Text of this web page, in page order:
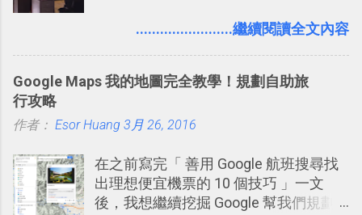
理，到底 Slack 有什麼魅力？它是不是
有機會在一個專案合作中使用了 Slack
點： 1. 「 很有趣 」： Slack 裡擁有跟
聊天打屁、傳送有趣影音圖文的功能。
2. 「 有效率 」：但是 Slack 的頻道、群
組機制讓茶水間的聊天，不會干擾工作
........................繼續閱讀全文內容
Google Maps 我的地圖完全教學！規劃自助旅
行攻略
作者： Esor Huang 3月 26, 2016
在之前寫完「 善用 Google 航班搜尋找
出理想便宜機票的 10 個技巧 」一文
後，我想繼續挖掘 Google 幫我們規劃